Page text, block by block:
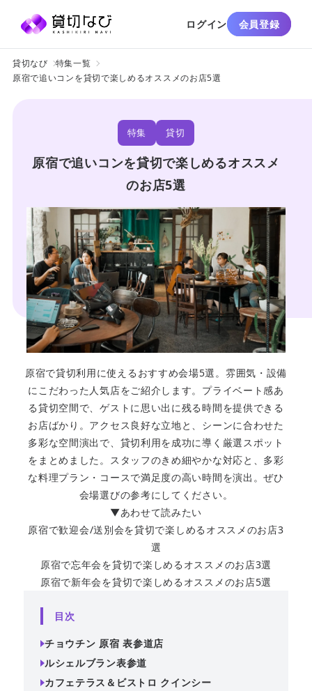
ログイン 会員登録
貸切なび
特集一覧
原宿で追いコンを貸切で楽しめるオススメのお店5選
特集 貸切
原宿で追いコンを貸切で楽しめるオススメ
のお店5選
原宿で貸切利用に使えるおすすめ会場5選。雰囲気・設備
にこだわった人気店をご紹介します。プライベート感あ
る貸切空間で、ゲストに思い出に残る時間を提供できる
お店ばかり。アクセス良好な立地と、シーンに合わせた
多彩な空間演出で、貸切利用を成功に導く厳選スポット
をまとめました。スタッフのきめ細やかな対応と、多彩
な料理プラン・コースで満足度の高い時間を演出。ぜひ
会場選びの参考にしてください。
▼あわせて読みたい
原宿で歓迎会/送別会を貸切で楽しめるオススメのお店3
選
原宿で忘年会を貸切で楽しめるオススメのお店3選
原宿で新年会を貸切で楽しめるオススメのお店5選
目次
チョウチン 原宿 表参道店
ルシェルブラン表参道
カフェテラス＆ビストロ クインシー